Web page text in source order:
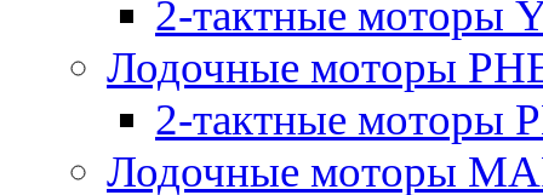
2-тактные моторы
Лодочные моторы
2-тактные моторы
Лодочные моторы